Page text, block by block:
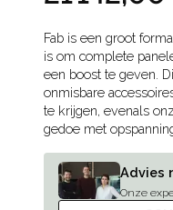
Fab is een groot
is om complete
een boost te geven.
onmisbare
te krijgen, evenals
gedoe met
Advies
Onze